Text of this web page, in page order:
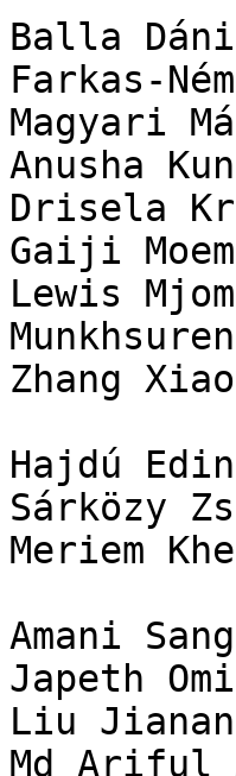
Balla
Farkas-
Magyari
Anusha
Drisela
Gaiji
Lewis
Zhang
Hajdú
Sárközy
Meriem
Amani
Japeth
Liu Jianan
Md Ariful